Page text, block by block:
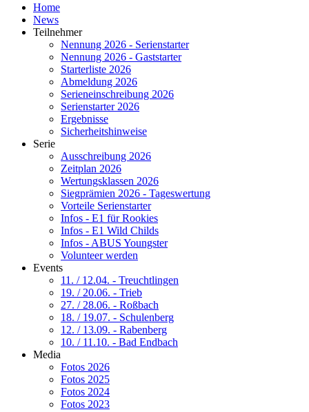
Home
News
Teilnehmer
Nennung 2026 - Serienstarter
Nennung 2026 - Gaststarter
Starterliste 2026
Abmeldung 2026
Serieneinschreibung 2026
Serienstarter 2026
Ergebnisse
Sicherheitshinweise
Serie
Ausschreibung 2026
Zeitplan 2026
Wertungsklassen 2026
Siegprämien 2026 - Tageswertung
Vorteile Serienstarter
Infos - E1 für Rookies
Infos - E1 Wild Childs
Infos - ABUS Youngster
Volunteer werden
Events
11. / 12.04. - Treuchtlingen
19. / 20.06. - Trieb
27. / 28.06. - Roßbach
18. / 19.07. - Schulenberg
12. / 13.09. - Rabenberg
10. / 11.10. - Bad Endbach
Media
Fotos 2026
Fotos 2025
Fotos 2024
Fotos 2023